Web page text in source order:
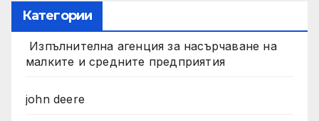
Категории
Изпълнителна агенция за насърчаване на
малките и средните предприятия
john deere